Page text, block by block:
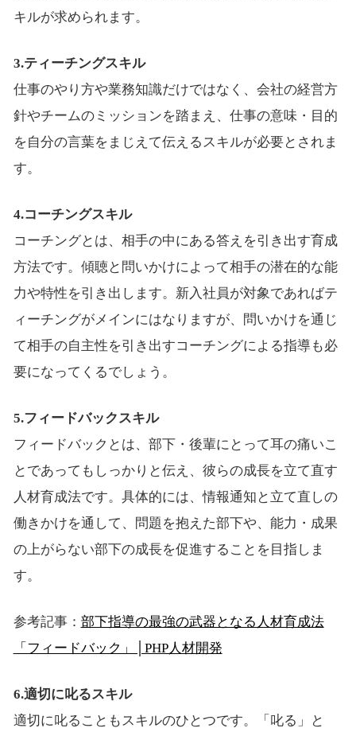
キルが求められます。
3.ティーチングスキル
仕事のやり方や業務知識だけではなく、会社の経営方
針やチームのミッションを踏まえ、仕事の意味・目的
を自分の言葉をまじえて伝えるスキルが必要とされま
す。
4.コーチングスキル
コーチングとは、相手の中にある答えを引き出す育成
方法です。傾聴と問いかけによって相手の潜在的な能
力や特性を引き出します。新入社員が対象であればテ
ィーチングがメインにはなりますが、問いかけを通じ
て相手の自主性を引き出すコーチングによる指導も必
要になってくるでしょう。
5.フィードバックスキル
フィードバックとは、部下・後輩にとって耳の痛いこ
とであってもしっかりと伝え、彼らの成長を立て直す
人材育成法です。具体的には、情報通知と立て直しの
働きかけを通して、問題を抱えた部下や、能力・成果
の上がらない部下の成長を促進することを目指しま
す。
参考記事： 部下指導の最強の武器となる人材育成法
「フィードバック」│PHP人材開発
6.適切に叱るスキル
適切に叱ることもスキルのひとつです。「叱る」と